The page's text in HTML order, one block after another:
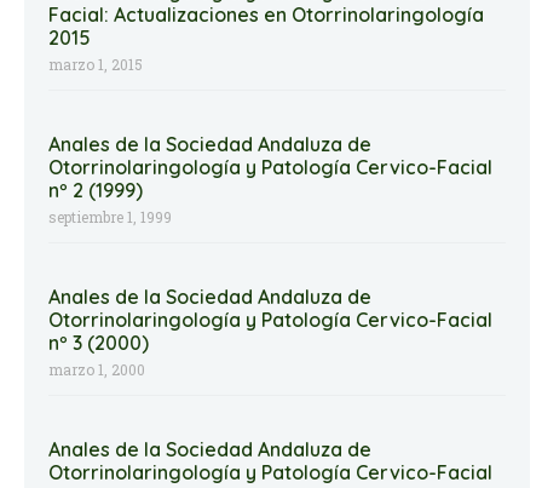
Facial: Actualizaciones en Otorrinolaringología
2015
marzo 1, 2015
Anales de la Sociedad Andaluza de
Otorrinolaringología y Patología Cervico-Facial
nº 2 (1999)
septiembre 1, 1999
Anales de la Sociedad Andaluza de
Otorrinolaringología y Patología Cervico-Facial
nº 3 (2000)
marzo 1, 2000
Anales de la Sociedad Andaluza de
Otorrinolaringología y Patología Cervico-Facial